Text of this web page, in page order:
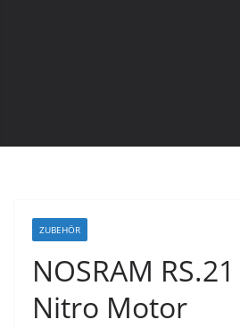
ZUBEHÖR
NOSRAM
Nitro Motor